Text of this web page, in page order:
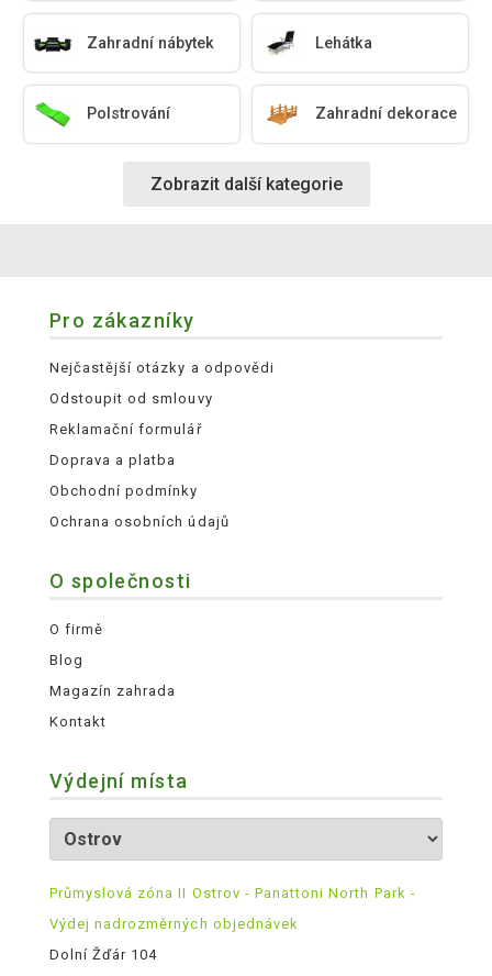
Zahradní nábytek Lehátka
Polstrování Zahradní dekorace
Zobrazit další kategorie
Pro zákazníky
Nejčastější otázky a odpovědi
Odstoupit od smlouvy
Reklamační formulář
Doprava a platba
Obchodní podmínky
Ochrana osobních údajů
O společnosti
O firmě
Blog
Magazín zahrada
Kontakt
Výdejní místa
Průmyslová zóna II Ostrov - Panattoni North Park -
Výdej nadrozměrných objednávek
Dolní Žďár 104